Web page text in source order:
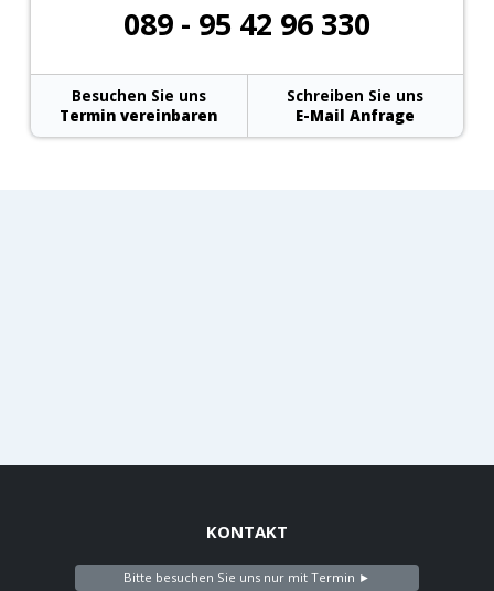
089 - 95 42 96 330
Besuchen Sie uns
Termin vereinbaren
Schreiben Sie uns
E-Mail Anfrage
KONTAKT
Bitte besuchen Sie uns nur mit Termin ►